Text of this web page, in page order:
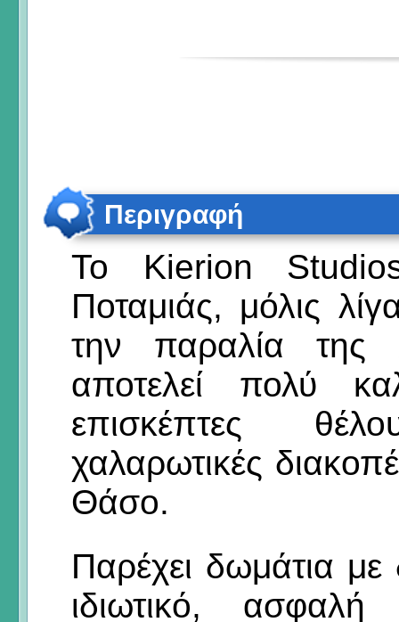
Περιγραφή
Το Kierion
Ποταμιάς, μόλις
την παραλία της
αποτελεί πολύ
επισκέπτες
χαλαρωτικές
Θάσο.
Παρέχει δωμάτια
ιδιωτικό,